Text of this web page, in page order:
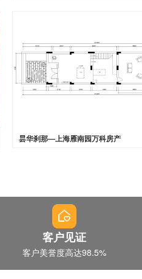
昙华刹那—上海雁南园万科房产
客户见证
客户美誉度高达98.5%